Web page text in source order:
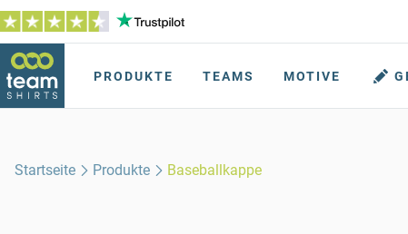
PRODUKTE TEAMS MOTIVE
Startseite Produkte Baseballkappe